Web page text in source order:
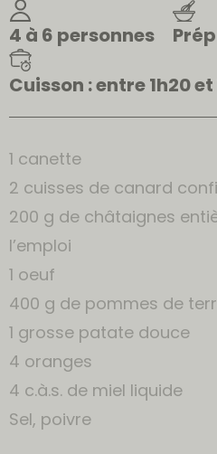
4 à 6 personnes
Cuisson : entre 1h20 et
1 canette
2 cuisses de canard
200 g de châtaignes
l’emploi
1 oeuf
400 g de pommes de
1 grosse patate douce
4 oranges
4 c.à.s. de miel liquide
Sel, poivre